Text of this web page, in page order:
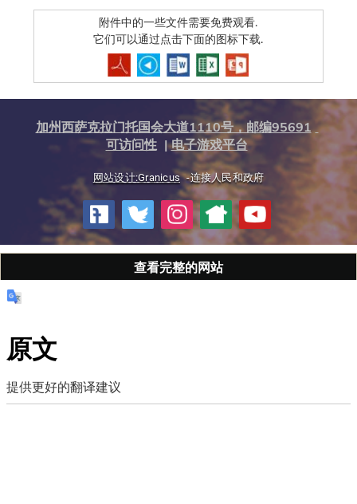
项
附件中的一些文件需要免费观看.
它们可以通过点击下面的图标下载.
加州西萨克拉门托国会大道1110号，邮编95691
可访问性 |电子游戏平台
网站设计:Granicus -连接人民和政府
查看完整的网站
原文
提供更好的翻译建议